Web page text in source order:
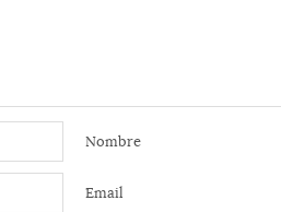
Nombre
Email